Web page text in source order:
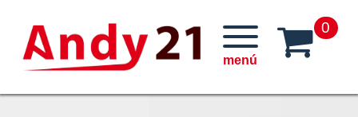
content
0